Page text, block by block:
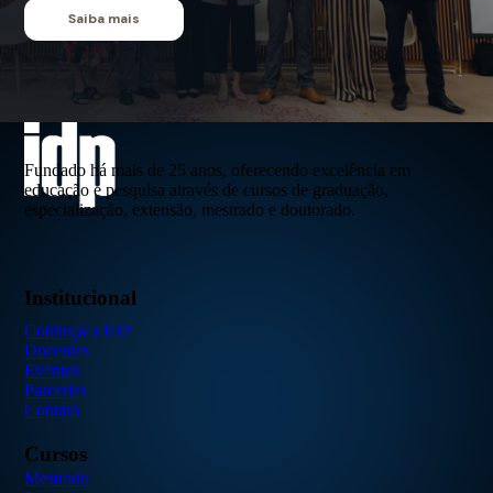
Saiba mais
Fundado há mais de 25 anos, oferecendo excelência em
educação e pesquisa através de cursos de graduação,
especialização, extensão, mestrado e doutorado.
Institucional
Conheça o IDP
Docentes
Eventos
Parcerias
Contato
Cursos
Mestrado